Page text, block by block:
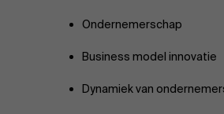
Ondernemerschap
Business model innovatie
Dynamiek van